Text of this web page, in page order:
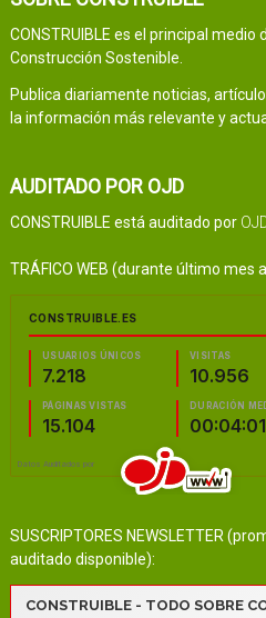
CONSTRUIBLE es el principal
Construcción Sostenible.
Publica diariamente noticias,
la información más relevante y
AUDITADO POR OJD
CONSTRUIBLE está auditado por
TRÁFICO WEB (durante último mes
SUSCRIPTORES NEWSLETTER
auditado disponible):